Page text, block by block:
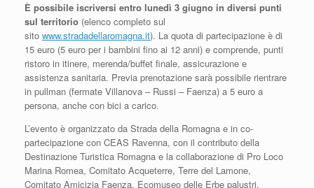
È possibile iscriversi entro lunedì 3 giugno in diversi punti
sul territorio (elenco completo sul
sito www.stradadellaromagna.it). La quota di partecipazione è di
15 euro (5 euro per i bambini fino ai 12 anni) e comprende, punti
ristoro in itinere, merenda/buffet finale, assicurazione e
assistenza sanitaria. Previa prenotazione sarà possibile rientrare
in pullman (fermate Villanova – Russi – Faenza) a 5 euro a
persona, anche con bici a carico.
L’evento è organizzato da Strada della Romagna e in co-
partecipazione con CEAS Ravenna, con il contributo della
Destinazione Turistica Romagna e la collaborazione di Pro Loco
Marina Romea, Comitato Acqueterre, Terre del Lamone,
Comitato Amicizia Faenza, Ecomuseo delle Erbe palustri,